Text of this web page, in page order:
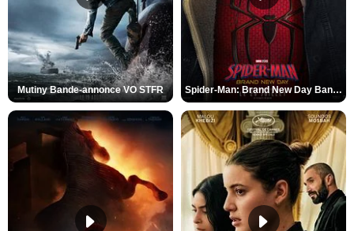
Mutiny Bande-annonce VO STFR Spider-Man: Brand New Day Bande-annonce VO STFR